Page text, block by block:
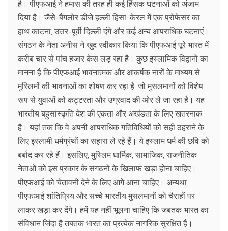
है। पीएफआई ने हमास की तरह ही कई हिंसक घटनाओं को अंजाम
दिया है। जैसे-बैंगलोर डीजे हल्ली हिंसा, केरल में एक प्रोफेसर का
हाथ काटना, उत्तर-पूर्वी दिल्ली दंगे और कई अन्य आपराधिक घटनाएं।
संगठन के नेता अनीस ने खुद स्वीकार किया कि पीएफआई पूरे भारत में
करीब चार से पांच हजार केस लड़ रहा है। कुछ इस्लामिक विद्वानों का
मानना है कि पीएफआई भावनात्मक और आकर्षक नारों के माध्यम से
मुस्लिमों की भावनाओं का शोषण कर रहा है, जो मुसलमानों को विशेष
रूप से युवाओं को कट्टरता और उग्रवाद की ओर ले जा रहा है। यह
भारतीय बहुसांस्कृति देश की एकता और अखंडता के लिए खतरनाक
है। यहां तक कि वे अपनी आपराधिक गतिविधियों को सही ठहराने के
लिए इस्लामी धर्मग्रंथों का सहारा ले रहे हैं। ये इस्लाम धर्म की छवि को
बर्बाद कर रहे हैं। इसलिए, मुस्लिम धार्मिक, सामाजिक, राजनीतिक
नेताओं को इस प्रकार के संगठनों के खिलाफ खड़ा होना चाहिए।
पीएफआई को चेतावनी देने के लिए आगे आना चाहिए। अन्यथा
पीएफआई शांतिप्रिय और सच्चे भारतीय मुसलमानों को चैराहों पर
लाकर खड़ा कर देंगे। हमें यह नहीं भूलना चाहिए कि जबतक भारत का
संविधान जिंदा है तबतक भारत का प्रत्येक नागरिक सुरक्षित है।